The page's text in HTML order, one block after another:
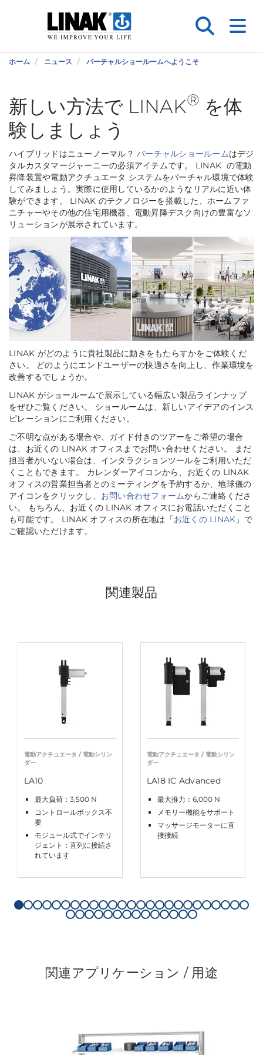
ホーム ニュース バーチャルショールームへようこそ
新しい方法で LINAK® を体
験しましょう
ハイブリッドはニューノーマル？ バーチャルショールームはデジ
タルカスタマージャーニーの必須アイテムです。 LINAK の電動
昇降装置や電動アクチュエータ システムをバーチャル環境で体験
してみましょう。実際に使用しているかのようなリアルに近い体
験ができます。 LINAK のテクノロジーを搭載した、ホームファ
ニチャーやその他の住宅用機器、電動昇降デスク向けの豊富なソ
リューションが展示されています。
LINAK がどのように貴社製品に動きをもたらすかをご体験くだ
さい。 どのようにエンドユーザーの快適さを向上し、作業環境を
改善するでしょうか。
LINAK がショールームで展示している幅広い製品ラインナップ
をぜひご覧ください。 ショールームは、新しいアイデアのインス
ピレーションにご利用ください。
ご不明な点がある場合や、ガイド付きのツアーをご希望の場合
は、お近くの LINAK オフィスまでお問い合わせください。 まだ
担当者がいない場合は、インタラクションツールをご利用いただ
くこともできます。 カレンダーアイコンから、お近くの LINAK
オフィスの営業担当者とのミーティングを予約するか、地球儀の
アイコンをクリックし、 お問い合わせフォームからご連絡くださ
い。 もちろん、お近くの LINAK オフィスにお電話いただくこと
も可能です。 LINAK オフィスの所在地は「お近くの LINAK 」で
ご確認いただけます。
関連製品
電動アクチュエータ / 電動シリン
ダー
LA10
最大負荷：3,500 N
コントロールボックス不
要
モジュール式でインテリ
ジェント：直列に接続さ
れています
電動アクチュエータ / 電動シリン
ダー
LA18 IC Advanced
最大推力：6,000 N
メモリー機能をサポート
マッサージモーターに直
接接続
関連アプリケーション / 用途